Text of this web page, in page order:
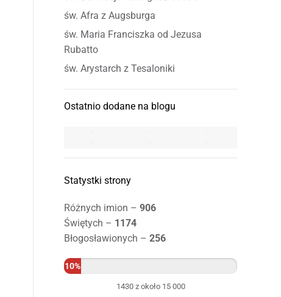
św. Afra z Augsburga
św. Maria Franciszka od Jezusa
Rubatto
św. Arystarch z Tesaloniki
Ostatnio dodane na blogu
Statystki strony
Różnych imion – 906
Świętych – 1174
Błogosławionych – 256
10%
1430 z około 15 000